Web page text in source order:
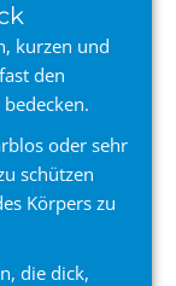
kurzen und
den
oder sehr
schützen
Körpers zu
die dick,